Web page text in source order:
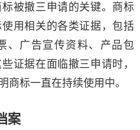
被撤三申请的关键。商标
用相关的各类证据，包括
、广告宣传资料、产品包
证据在面临撤三申请时，
商标一直在持续使用中。
案